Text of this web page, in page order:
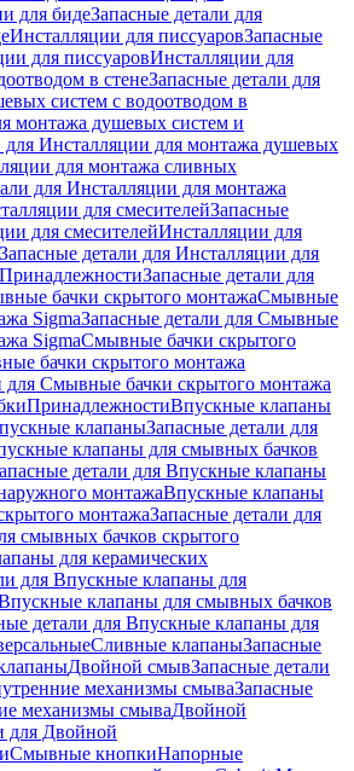
для бидеЗапасные детали для
Инсталляции для писсуаровЗапасные
для писсуаровИнсталляции для
в стенеЗапасные детали для
систем с водоотводом в
монтажа душевых систем и
для Инсталляции для монтажа душевых
для монтажа сливных
для Инсталляции для монтажа
для смесителейЗапасные
для смесителейИнсталляции для
Запасные детали для Инсталляции для
ПринадлежностиЗапасные детали для
бачки скрытого монтажаСмывные
SigmaЗапасные детали для Смывные
SigmaСмывные бачки скрытого
бачки скрытого монтажа
для Смывные бачки скрытого монтажа
ПринадлежностиВпускные клапаны
клапаныЗапасные детали для
клапаны для смывных бачков
детали для Впускные клапаны
монтажаВпускные клапаны
монтажаЗапасные детали для
смывных бачков скрытого
для керамических
для Впускные клапаны для
клапаны для смывных бачков
детали для Впускные клапаны для
Сливные клапаныЗапасные
Двойной смывЗапасные детали
механизмы смываЗапасные
механизмы смываДвойной
для Двойной
Смывные кнопкиНапорные